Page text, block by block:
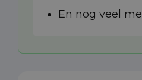
En nog veel